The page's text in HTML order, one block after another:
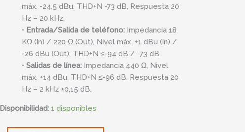
máx. -24,5 dBu, THD+N -73 dB, Respuesta 20
Hz – 20 kHz.
• Entrada/Salida de teléfono: Impedancia 18
KΩ (In) / 220 Ω (Out), Nivel máx. +1 dBu (In) /
-26 dBu (Out), THD+N ≤-94 dB / -73 dB.
•Salidas de línea: Impedancia 440 Ω, Nivel
máx. +14 dBu, THD+N ≤-96 dB, Respuesta 20
Hz – 2 kHz ±0,15 dB.
Disponibilidad: 1 disponibles